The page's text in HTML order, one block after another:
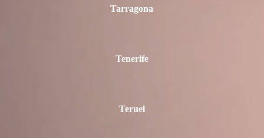
Tarragona
Tenerife
Teruel